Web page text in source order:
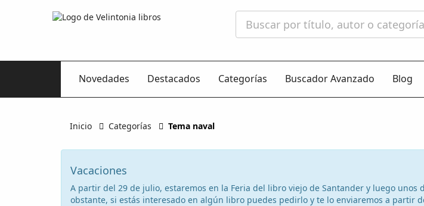
Novedades Destacados Categorías Buscador Avanzado Blog
Inicio Categorías Tema naval
Vacaciones
A partir del 29 de julio, estaremos en la Feria del libro viejo de Santander y luego
obstante, si estás interesado en algún libro puedes pedirlo y te lo enviaremos a partir